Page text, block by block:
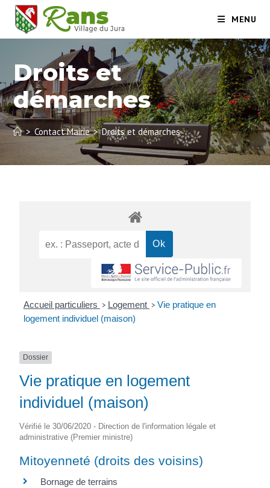
MENU
Droits et
démarches
> Contact Mairie > Droits et démarches
Accueil particuliers > Logement > Vie pratique en
logement individuel (maison)
Dossier
Vie pratique en logement
individuel (maison)
Vérifié le 30/06/2020 - Direction de l'information légale et
administrative (Premier ministre)
Mitoyenneté (droits des voisins)
Bornage de terrains